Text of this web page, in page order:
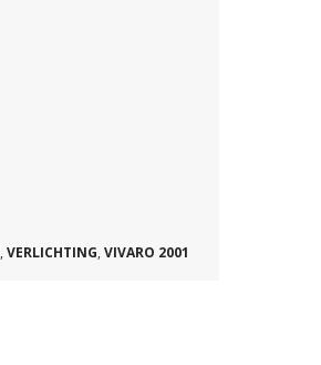
, VERLICHTING, VIVARO 2001